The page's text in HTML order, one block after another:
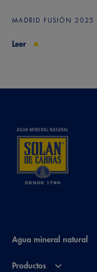
MADRID FUSIÓN 2025
Leer
Agua mineral natural
Productos